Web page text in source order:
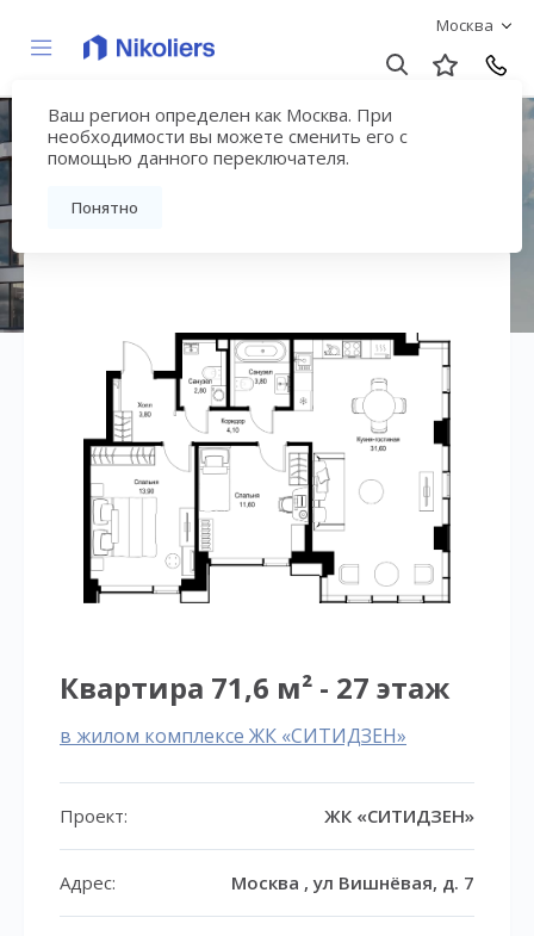
Москва
Ваш регион определен как Москва. При
необходимости вы можете сменить его с
помощью данного переключателя.
Понятно
ЖК «СИТИДЗЕН»
Вернуться на страницу жилого комплекса
Квартира 71,6 м² - 27 этаж
в жилом комплексе ЖК «СИТИДЗЕН»
Проект: ЖК «СИТИДЗЕН»
Адрес: Москва , ул Вишнёвая, д. 7